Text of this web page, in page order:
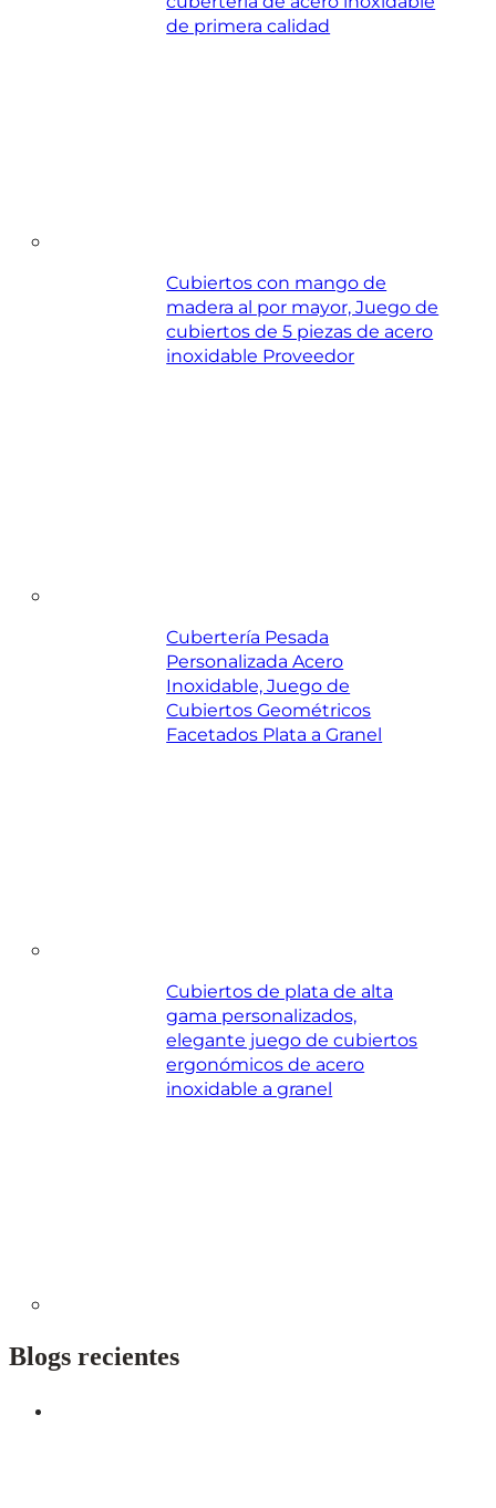
de primera calidad
Cubiertos con mango de
madera al por mayor, Juego de
cubiertos de 5 piezas de acero
inoxidable Proveedor
Cubertería Pesada
Personalizada Acero
Inoxidable, Juego de
Cubiertos Geométricos
Facetados Plata a Granel
Cubiertos de plata de alta
gama personalizados,
elegante juego de cubiertos
ergonómicos de acero
inoxidable a granel
Blogs recientes